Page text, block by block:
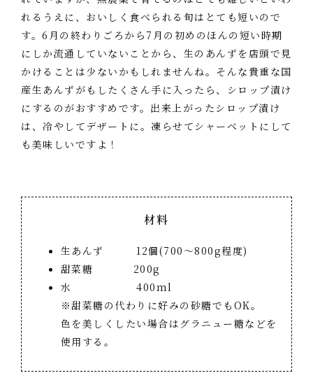
れるうえに、おいしく食べられる旬はとても短いので
す。6月の終わりごろから7月の初めのほんの短い時期
にしか流通していないことから、生のあんずを店頭で見
かけることは少ないかもしれませんね。そんな貴重な国
産生あんずがもしたくさん手に入ったら、シロップ漬け
にするのがおすすめです。出来上がったシロップ漬け
は、冷やしてデザートに。凍らせてシャーベットにして
も美味しいですよ！
材料
生あんず 12個(700～800g程度)
甜菜糖 200g
水 400ml
※甜菜糖の代わりに好みの砂糖でもOK。
色を美しくしたい場合はグラニュー糖などを
使用する。